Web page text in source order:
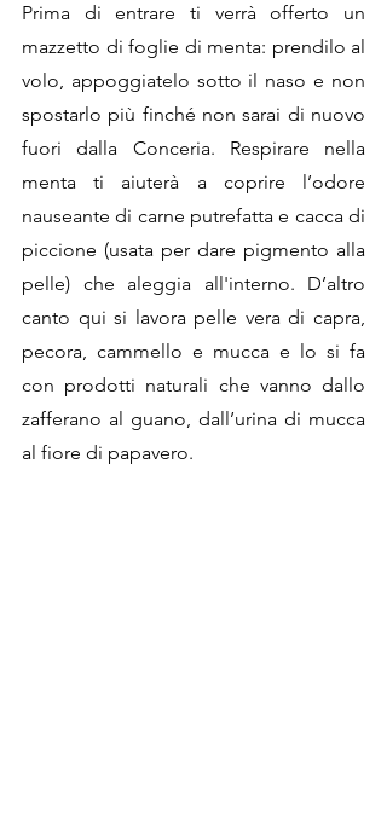
Prima di entrare ti verrà offerto un
mazzetto di foglie di menta: prendilo al
volo, appoggiatelo sotto il naso e non
spostarlo più finché non sarai di nuovo
fuori dalla Conceria. Respirare nella
menta ti aiuterà a coprire l’odore
nauseante di carne putrefatta e cacca di
piccione (usata per dare pigmento alla
pelle) che aleggia all'interno. D’altro
canto qui si lavora pelle vera di capra,
pecora, cammello e mucca e lo si fa
con prodotti naturali che vanno dallo
zafferano al guano, dall’urina di mucca
al fiore di papavero.